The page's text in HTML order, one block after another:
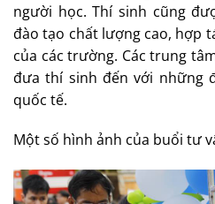
người học. Thí sinh cũng
đào tạo chất lượng cao, hợp
của các trường. Các trung
đưa thí sinh đến với những
quốc tế.
Một số hình ảnh của buổi tư